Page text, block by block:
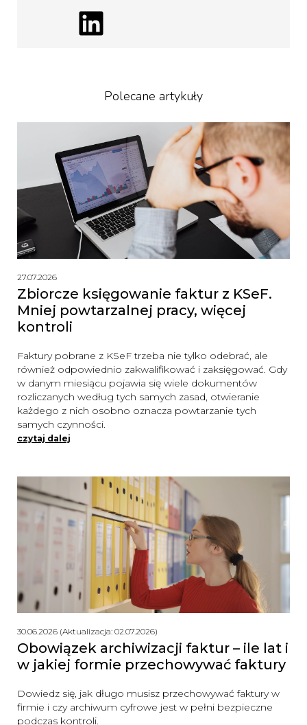
Polecane artykuły
27.07.2026
Zbiorcze księgowanie faktur z KSeF.
Mniej powtarzalnej pracy, więcej
kontroli
Faktury pobrane z KSeF trzeba nie tylko odebrać, ale
również odpowiednio zakwalifikować i zaksięgować. Gdy
w danym miesiącu pojawia się wiele dokumentów
rozliczanych według tych samych zasad, otwieranie
każdego z nich osobno oznacza powtarzanie tych
samych czynności.
czytaj dalej
30.06.2026 (Aktualizacja: 02.07.2026)
Obowiązek archiwizacji faktur – ile lat i
w jakiej formie przechowywać faktury
Dowiedz się, jak długo musisz przechowywać faktury w
firmie i czy archiwum cyfrowe jest w pełni bezpieczne
podczas kontroli.